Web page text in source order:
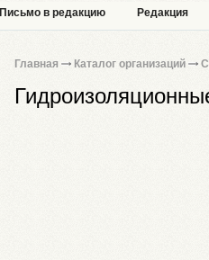
Письмо в редакцию Редакция
Главная Каталог организаций